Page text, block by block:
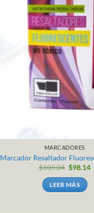
MARCADORES
Marcador Resaltador
$109.04 $98.14
LEER MÁS